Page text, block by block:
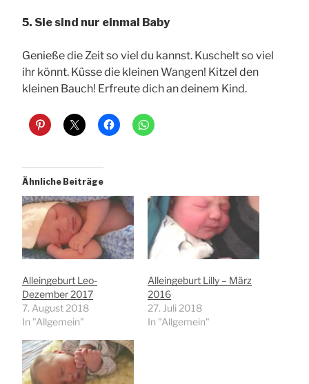
5. Sie sind nur einmal Baby
Genieße die Zeit so viel du kannst. Kuschelt so viel
ihr könnt. Küsse die kleinen Wangen! Kitzel den
kleinen Bauch! Erfreute dich an deinem Kind.
Ähnliche Beiträge
Alleingeburt Leo-
Dezember 2017
7. August 2018
In "Allgemein"
Alleingeburt Lilly – März
2016
27. Juli 2018
In "Allgemein"